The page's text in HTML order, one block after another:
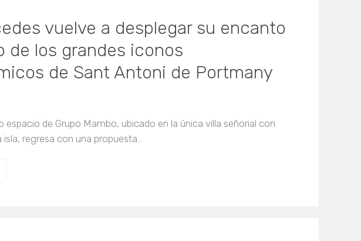
vuelve a desplegar su encanto
de los grandes iconos
de Sant Antoni de Portmany
espacio de Grupo Mambo, ubicado en la única villa señorial con
regresa con una propuesta…